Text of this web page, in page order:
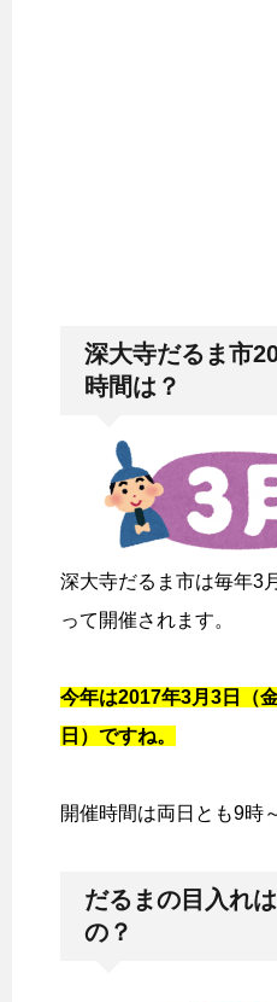
深大寺だるま市
時間は？
深大寺だるま市は毎年3
って開催されます。
今年は2017年3月3日（
日）ですね。
開催時間は両日とも9時
だるまの目入れ
の？